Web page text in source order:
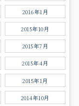
2016年1月
2015年10月
2015年7月
2015年4月
2015年1月
2014年10月